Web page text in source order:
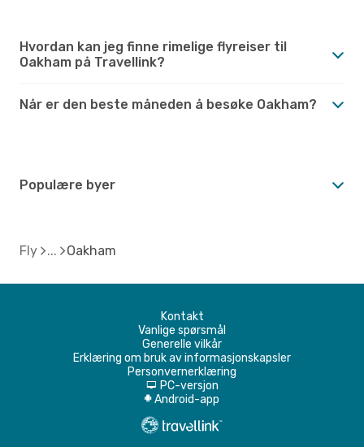
Hvordan kan jeg finne rimelige flyreiser til
Oakham på Travellink?
Når er den beste måneden å besøke Oakham?
Populære byer
Fly Oakham
Kontakt
Vanlige spørsmål
Generelle vilkår
Erklæring om bruk av informasjonskapsler
Personvernerklæring
d PC-versjon
A Android-app